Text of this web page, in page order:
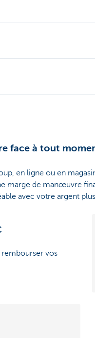
face à tout
en ligne ou en
marge de manœuvre
avec votre argent
vos